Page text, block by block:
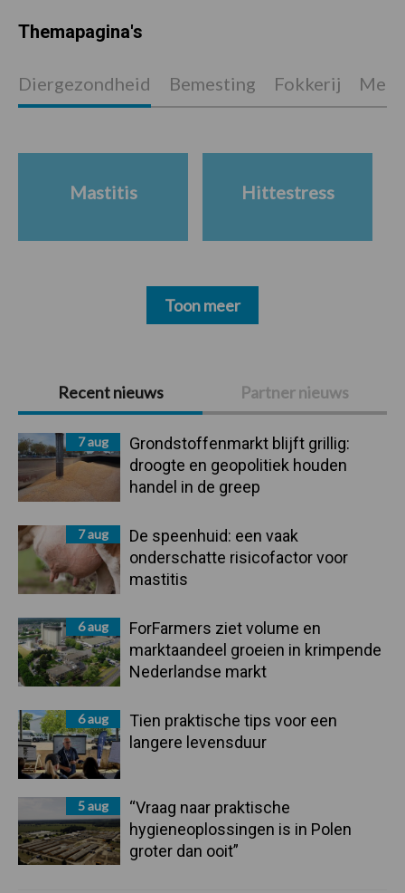
Primaire
Sidebar
Recent nieuws Partner nieuws
7 aug
Grondstoffenmarkt blijft grillig:
droogte en geopolitiek houden
handel in de greep
7 aug
De speenhuid: een vaak
onderschatte risicofactor voor
mastitis
6 aug
ForFarmers ziet volume en
marktaandeel groeien in krimpende
Nederlandse markt
6 aug
Tien praktische tips voor een
langere levensduur
5 aug
“Vraag naar praktische
hygieneoplossingen is in Polen
groter dan ooit”
Themapagina's
Diergezondheid Bemesting Fokkerij
Mastitis Hittestress
Toon meer